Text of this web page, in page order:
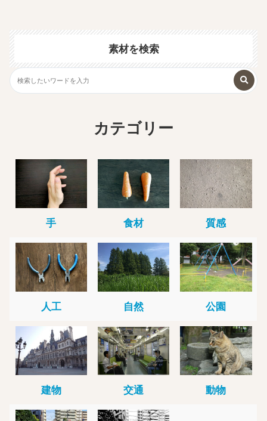
素材を検索
カテゴリー
手 食材 質感
人工 自然 公園
建物 交通 動物